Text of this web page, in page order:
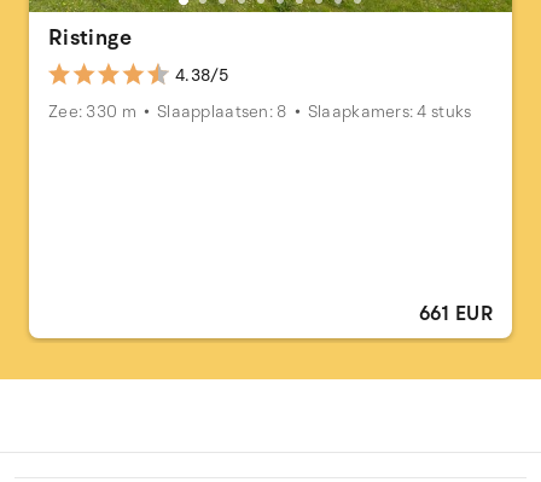
Ristinge
4.38/5
Zee: 330 m
Slaapplaatsen: 8 Slaapkamers: 4 stuks
661 EUR